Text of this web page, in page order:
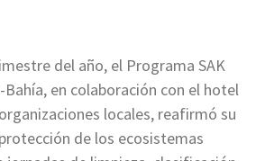
del año, el Programa SAK
Bahía, en colaboración con el hotel
locales, reafirmó su
de los ecosistemas